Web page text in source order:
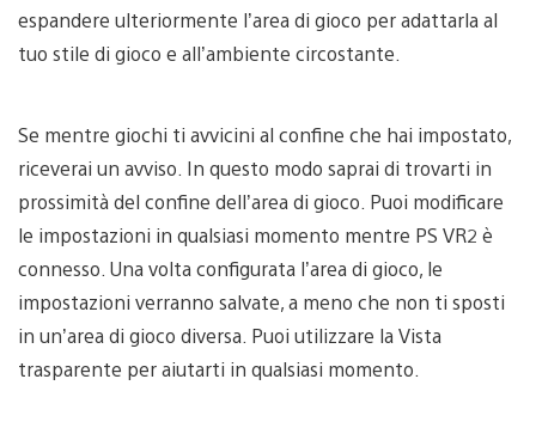
espandere ulteriormente l’area di gioco per adattarla al
tuo stile di gioco e all’ambiente circostante.
Se mentre giochi ti avvicini al confine che hai impostato,
riceverai un avviso. In questo modo saprai di trovarti in
prossimità del confine dell’area di gioco. Puoi modificare
le impostazioni in qualsiasi momento mentre PS VR2 è
connesso. Una volta configurata l’area di gioco, le
impostazioni verranno salvate, a meno che non ti sposti
in un’area di gioco diversa. Puoi utilizzare la Vista
trasparente per aiutarti in qualsiasi momento.